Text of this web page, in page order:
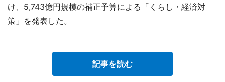
け、5,743億円規模の補正予算による「くらし・経済対
策」を発表した。
記事を読む